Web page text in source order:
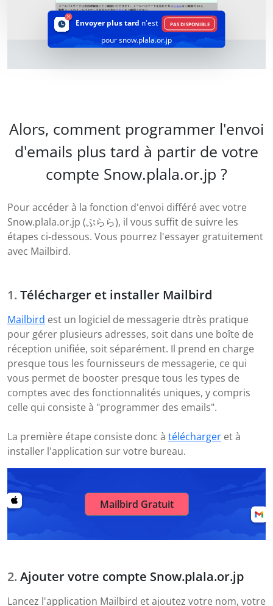
Envoyer plus tard n'est PAS DISPONIBLE
pour snow.plala.or.jp
Alors, comment programmer l'envoi
d'emails plus tard à partir de votre
compte Snow.plala.or.jp ?
Pour accéder à la fonction d'envoi différé avec votre
Snow.plala.or.jp (ぷらら), il vous suffit de suivre les
étapes ci-dessous. Vous pourrez l'essayer gratuitement
avec Mailbird.
Télécharger et installer Mailbird
Mailbird est un logiciel de messagerie dtrès pratique
pour gérer plusieurs adresses, soit dans une boîte de
réception unifiée, soit séparément. Il prend en charge
presque tous les fournisseurs de messagerie, ce qui
vous permet de booster presque tous les types de
comptes avec des fonctionnalités uniques, y compris
celle qui consiste à "programmer des emails".
La première étape consiste donc à télécharger et à
installer l'application sur votre bureau.
Mailbird Gratuit
Ajouter votre compte Snow.plala.or.jp
Lancez l'application Mailbird et ajoutez votre nom, votre